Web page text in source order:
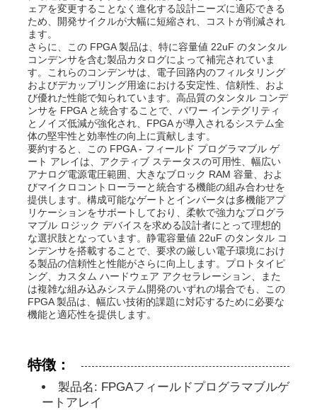
私たちについて
工場見学
品質管理
お問い合わせ
ニュース
事例
FPGA フィールド プログラム可能なゲート 配列
MCUのマイクロ制御回路単位
チップ上のSOCシステム
ェアを変更することなく進化する設計ニーズに適応できる
ため、開発サイクルが大幅に短縮され、コストが削減され
ます。
さらに、この FPGA 製品は、特に容量値 22uF のタンタル
コンデンサを含む製品カタログによって補完されていま
す。これらのコンデンサは、電子回路内のフィルタリング
およびデカップリング用途における安定性、信頼性、およ
び優れた性能で知られています。高品質のタンタル コンデ
ンサを FPGA と統合することで、パワー インテグリティ
とノイズ低減が強化され、FPGA が導入されるシステム全
体の堅牢性と効率性の向上に貢献します。
要約すると、この FPGA - フィールド プログラマブル ゲ
ート アレイは、アクティブ ステータスの可用性、幅広い
アナログ電源電圧範囲、大きなブロック RAM 容量、およ
びマイクロコントローラーと統合する機能の組み合わせを
提供します。構成可能なゲートとインバータは多機能アプ
リケーションをサポートしており、柔軟で強力なプログラ
マブル ロジック デバイスを求める設計者にとって理想的
な選択肢となっています。静電容量値 22uF のタンタル コ
ンデンサを搭載することで、要求の厳しい電子環境におけ
る製品の信頼性と性能がさらに向上します。プロトタイピ
ング、カスタム ハードウェア アクセラレーション、また
は複雑な組み込みシステム開発のいずれの場合でも、この
FPGA 製品は、幅広い技術的課題に対応するために必要な
機能と適応性を提供します。
特徴：
製品名: FPGAフィールドプログラマブルゲ
ートアレイ